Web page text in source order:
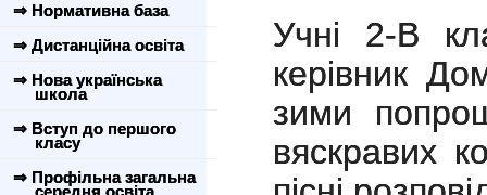
⇒ Нормативна база
⇒ Дистанційна освіта
⇒ Нова українська
школа
⇒ Вступ до першого
класу
⇒ Профільна загальна
середня освіта
Учні 2-В
керівник
зими
вяскравих